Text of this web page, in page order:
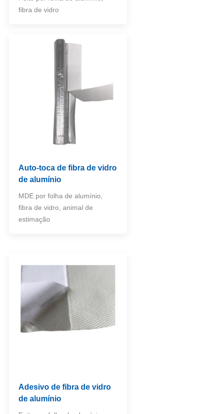
fibra de vidro
Auto-toca de fibra de vidro
de alumínio
MDE por folha de alumínio,
fibra de vidro, animal de
estimação
Adesivo de fibra de vidro
de alumínio